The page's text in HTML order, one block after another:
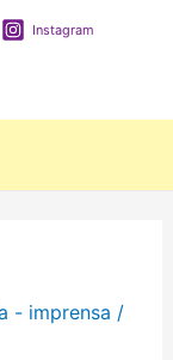
Instagram
- imprensa /